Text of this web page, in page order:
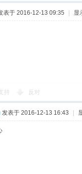
表于 2016-12-13 09:35 | 显
持 反对
发表于 2016-12-13 16:43 |